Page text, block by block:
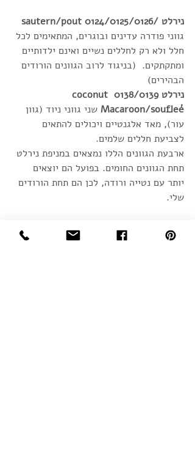
נירלט /0124/0125/0126 sautern/pout
גווני פודרה עדינים ובוגרים, המתאימים לכל
חלל ולא רק לחללים נשיים ואינם ילדותיים
ומתקתקים.  (בניגוד לרוב הגוונים הורודים
הבהירים)
נירלט 0138/0139 coconut
Macaroon/soufleé שני גווני ניוד (גוון
עור), מאד אלגנטיים ויכולים להתאים
לצביעת חללים שלמים.
ארבעת הגוונים הללו נמצאים במניפת נירלט
תחת הגוונים החומים. בפועל הם יוצאים
יותר עם נטייה ורודה, לכן הם תחת הורודים
שלי.